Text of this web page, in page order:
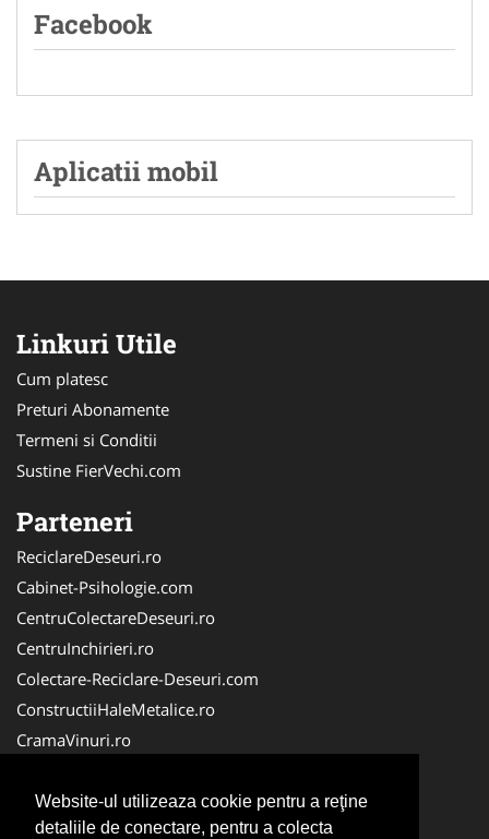
Website-ul utilizeaza cookie pentru a reţine
detaliile de conectare, pentru a colecta
Facebook
Aplicatii mobil
Linkuri Utile
Cum platesc
Preturi Abonamente
Termeni si Conditii
Sustine FierVechi.com
Parteneri
ReciclareDeseuri.ro
Cabinet-Psihologie.com
CentruColectareDeseuri.ro
CentruInchirieri.ro
Colectare-Reciclare-Deseuri.com
ConstructiiHaleMetalice.ro
CramaVinuri.ro
ColectareDeseuriMedicale.com
Cabinet Privat